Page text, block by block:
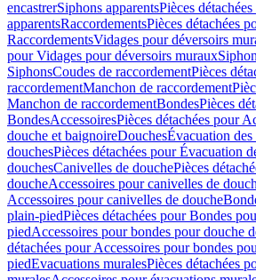
encastrerSiphons apparentsPièces
apparentsRaccordementsPièces détachées
RaccordementsVidages pour déversoirs
pour Vidages pour déversoirs muraux
SiphonsCoudes de raccordementPièces
raccordementManchon de raccordement
Manchon de raccordementBondesPièces
BondesAccessoiresPièces détachées pour
douche et baignoireDouchesÉvacuation
douchesPièces détachées pour Évacuation
douchesCanivelles de douchePièces
doucheAccessoires pour canivelles de
Accessoires pour canivelles de douche
plain-piedPièces détachées pour Bondes
piedAccessoires pour bondes pour douche
détachées pour Accessoires pour bondes
piedEvacuations muralesPièces détachées